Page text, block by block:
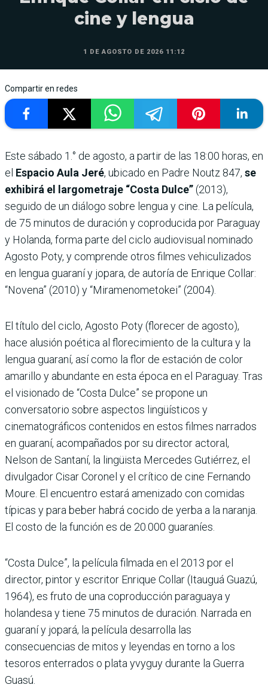
cine y lengua
1 DE AGOSTO DE 2026 11:12
Compartir en redes
Este sábado 1.° de agosto, a partir de las 18:00 horas, en
el Espacio Aula Jeré, ubicado en Padre Noutz 847, se
exhibirá el largometraje “Costa Dulce”(2013),
seguido de un diálogo sobre lengua y cine. La película,
de 75 minutos de duración y coproducida por Paraguay
y Holanda, forma parte del ciclo audiovisual nominado
Agosto Poty, y comprende otros filmes vehiculizados
en lengua guaraní y jopara, de autoría de Enrique Collar:
“Novena” (2010) y “Miramenometokei” (2004).
El título del ciclo, Agosto Poty (florecer de agosto),
hace alusión poética al florecimiento de la cultura y la
lengua guaraní, así como la flor de estación de color
amarillo y abundante en esta época en el Paraguay. Tras
el visionado de “Costa Dulce” se propone un
conversatorio sobre aspectos lingüísticos y
cinematográficos contenidos en estos filmes narrados
en guaraní, acompañados por su director actoral,
Nelson de Santaní, la lingüista Mercedes Gutiérrez, el
divulgador Cisar Coronel y el crítico de cine Fernando
Moure. El encuentro estará amenizado con comidas
típicas y para beber habrá cocido de yerba a la naranja.
El costo de la función es de 20.000 guaraníes.
“Costa Dulce”, la película filmada en el 2013 por el
director, pintor y escritor Enrique Collar (Itauguá Guazú,
1964), es fruto de una coproducción paraguaya y
holandesa y tiene 75 minutos de duración. Narrada en
guaraní y jopará, la película desarrolla las
consecuencias de mitos y leyendas en torno a los
tesoros enterrados o plata yvyguy durante la Guerra
Guasú.